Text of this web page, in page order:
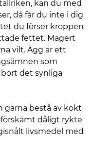
kan du med
då får du inte i dig
du förser kroppen
fettet. Magert
vilt. Ägg är ett
som
det synliga
gärna bestå av kokt
dåligt rykte
livsmedel med